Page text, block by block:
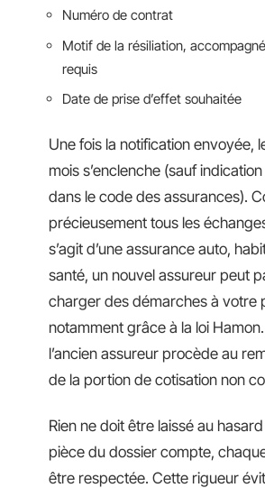
Numéro de contrat
Motif de la résiliation,
requis
Date de prise d’effet souhaitée
Une fois la notification envoyée,
mois s’enclenche (sauf
dans le code des assurances).
précieusement tous les
s’agit d’une assurance auto,
santé, un nouvel assureur peut
charger des démarches à votre
notamment grâce à la loi
l’ancien assureur procède au
de la portion de cotisation non
Rien ne doit être laissé au
pièce du dossier compte,
être respectée. Cette rigueur